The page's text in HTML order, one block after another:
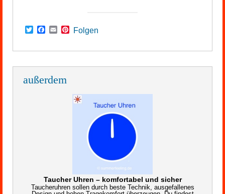
TwitterFacebook
EmailPinterest
Folgen
außerdem
Taucher Uhren – komfortabel und sicher
Taucheruhren sollen durch beste Technik, ausgefallenes